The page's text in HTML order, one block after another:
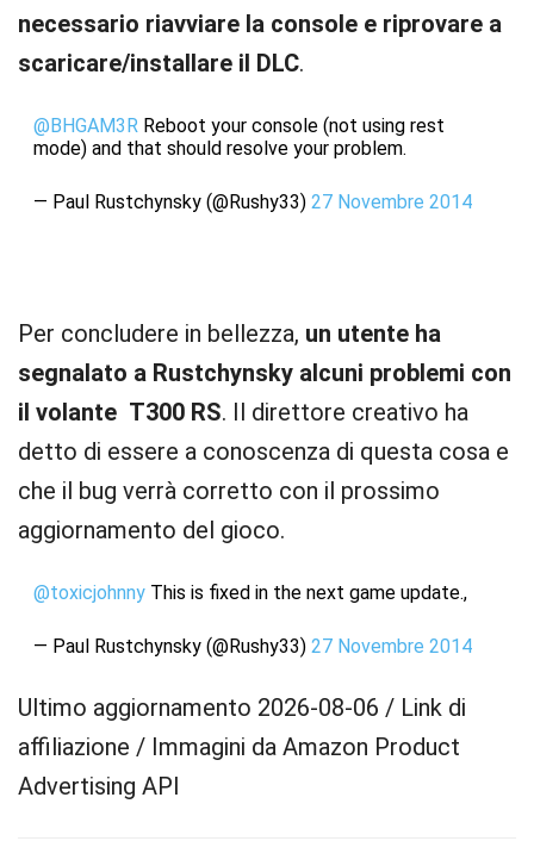
necessario riavviare la console e riprovare a
scaricare/installare il DLC.
@BHGAM3RReboot your console (not using rest
mode) and that should resolve your problem.
— Paul Rustchynsky (@Rushy33) 27 Novembre 2014
Per concludere in bellezza, un utente ha
segnalato a Rustchynsky alcuni problemi con
il volante T300 RS. Il direttore creativo ha
detto di essere a conoscenza di questa cosa e
che il bug verrà corretto con il prossimo
aggiornamento del gioco.
@toxicjohnnyThis is fixed in the next game update.,
— Paul Rustchynsky (@Rushy33) 27 Novembre 2014
Ultimo aggiornamento 2026-08-06 / Link di
affiliazione / Immagini da Amazon Product
Advertising API